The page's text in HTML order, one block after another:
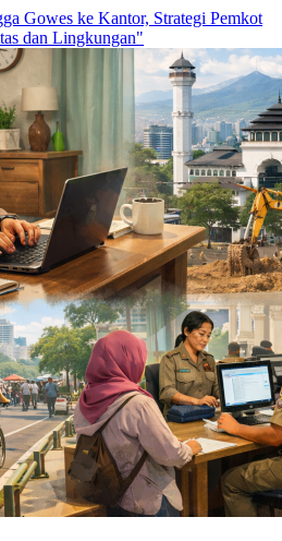
Gowes ke Kantor, Strategi Pemkot
dan Lingkungan"